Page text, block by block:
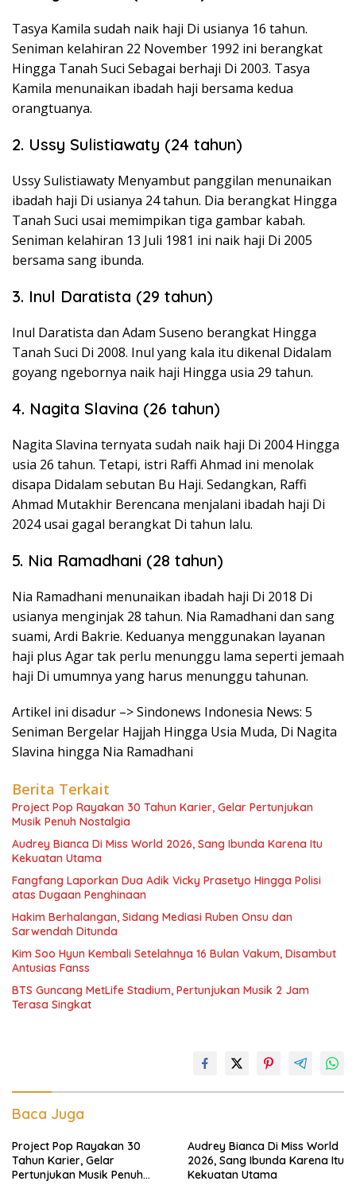
Tasya Kamila sudah naik haji Di usianya 16 tahun.
Seniman kelahiran 22 November 1992 ini berangkat
Hingga Tanah Suci Sebagai berhaji Di 2003. Tasya
Kamila menunaikan ibadah haji bersama kedua
orangtuanya.
2. Ussy Sulistiawaty (24 tahun)
Ussy Sulistiawaty Menyambut panggilan menunaikan
ibadah haji Di usianya 24 tahun. Dia berangkat Hingga
Tanah Suci usai memimpikan tiga gambar kabah.
Seniman kelahiran 13 Juli 1981 ini naik haji Di 2005
bersama sang ibunda.
3. Inul Daratista (29 tahun)
Inul Daratista dan Adam Suseno berangkat Hingga
Tanah Suci Di 2008. Inul yang kala itu dikenal Didalam
goyang ngebornya naik haji Hingga usia 29 tahun.
4. Nagita Slavina (26 tahun)
Nagita Slavina ternyata sudah naik haji Di 2004 Hingga
usia 26 tahun. Tetapi, istri Raffi Ahmad ini menolak
disapa Didalam sebutan Bu Haji. Sedangkan, Raffi
Ahmad Mutakhir Berencana menjalani ibadah haji Di
2024 usai gagal berangkat Di tahun lalu.
5. Nia Ramadhani (28 tahun)
Nia Ramadhani menunaikan ibadah haji Di 2018 Di
usianya menginjak 28 tahun. Nia Ramadhani dan sang
suami, Ardi Bakrie. Keduanya menggunakan layanan
haji plus Agar tak perlu menunggu lama seperti jemaah
haji Di umumnya yang harus menunggu tahunan.
Artikel ini disadur –> Sindonews Indonesia News: 5
Seniman Bergelar Hajjah Hingga Usia Muda, Di Nagita
Slavina hingga Nia Ramadhani
Berita Terkait
Project Pop Rayakan 30 Tahun Karier, Gelar Pertunjukan
Musik Penuh Nostalgia
Audrey Bianca Di Miss World 2026, Sang Ibunda Karena Itu
Kekuatan Utama
Fangfang Laporkan Dua Adik Vicky Prasetyo Hingga Polisi
atas Dugaan Penghinaan
Hakim Berhalangan, Sidang Mediasi Ruben Onsu dan
Sarwendah Ditunda
Kim Soo Hyun Kembali Setelahnya 16 Bulan Vakum, Disambut
Antusias Fanss
BTS Guncang MetLife Stadium, Pertunjukan Musik 2 Jam
Terasa Singkat
Baca Juga
Project Pop Rayakan 30
Tahun Karier, Gelar
Pertunjukan Musik Penuh
Audrey Bianca Di Miss World
2026, Sang Ibunda Karena Itu
Kekuatan Utama